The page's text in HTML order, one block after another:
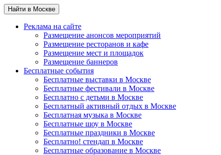
Найти в Москве
Реклама на сайте
Размещение анонсов мероприятий
Размещение ресторанов и кафе
Размещение мест и площадок
Размещение баннеров
Бесплатные события
Бесплатные выставки в Москве
Бесплатные фестивали в Москве
Бесплатно с детьми в Москве
Бесплатный активный отдых в Москве
Бесплатная музыка в Москве
Бесплатные шоу в Москве
Бесплатные праздники в Москве
Бесплатно! стендап в Москве
Бесплатные образование в Москве